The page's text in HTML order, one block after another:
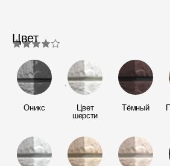
Пленки и мембраны
Мягкая кровля
Однослойная черепица
Ламинированная черепица
Комплектующие к кровле
4.0
Цвет
Оникс
Цвет
шерсти
Тёмный